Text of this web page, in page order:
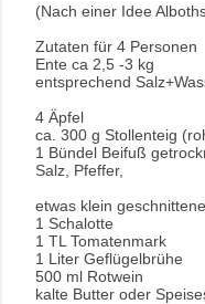
(Nach einer Idee
Zutaten für 4 Personen
Ente ca 2,5 -3 kg
entsprechend
4 Äpfel
ca. 300 g Stollenteig
1 Bündel Beifuß
Salz, Pfeffer,
etwas klein
1 Schalotte
1 TL Tomatenmark
1 Liter Geflügelbrühe
500 ml Rotwein
kalte Butter oder